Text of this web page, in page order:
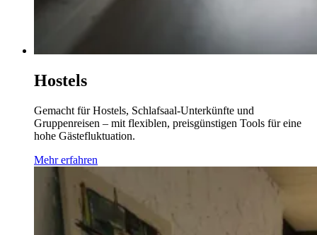
Hostels
Gemacht für Hostels, Schlafsaal-Unterkünfte und
Gruppenreisen – mit flexiblen, preisgünstigen Tools für eine
hohe Gästefluktuation.
Mehr erfahren